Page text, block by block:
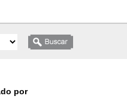
por